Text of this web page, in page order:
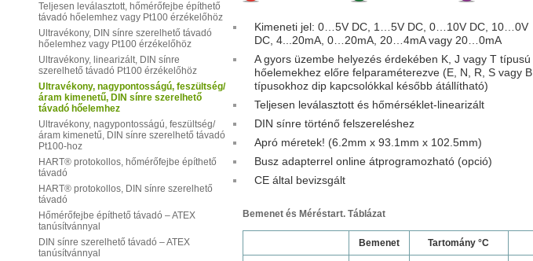
Teljesen leválasztott, hőmérőfejbe építhető
távadó hőelemhez vagy Pt100 érzékelőhöz
Ultravékony, DIN sínre szerelhető távadó
hőelemhez vagy Pt100 érzékelőhöz
Ultravékony, linearizált, DIN sínre
szerelhető távadó Pt100 érzékelőhöz
Ultravékony, nagypontosságú, feszültség/
áram kimenetű, DIN sínre szerelhető
távadó hőelemhez
Ultravékony, nagypontosságú, feszültség/
áram kimenetű, DIN sínre szerelhető távadó
Pt100-hoz
HART® protokollos, hőmérőfejbe építhető
távadó
HART® protokollos, DIN sínre szerelhető
távadó
Hőmérőfejbe építhető távadó – ATEX
tanúsítvánnyal
DIN sínre szerelhető távadó – ATEX
tanúsítvánnyal
Kimeneti jel: 0…5V DC, 1…5V DC, 0…10V DC, 10…0V
DC, 4...20mA, 0…20mA, 20…4mA vagy 20…0mA
A gyors üzembe helyezés érdekében K, J vagy T típusú
hőelemekhez előre felparaméterezve (E, N, R, S vagy B
típusokhoz dip kapcsolókkal később átállítható)
Teljesen leválasztott és hőmérséklet-linearizált
DIN sínre történő felszereléshez
Apró méretek! (6.2mm x 93.1mm x 102.5mm)
Busz adapterrel online átprogramozható (opció)
CE által bevizsgált
Bemenet és Méréstart. Táblázat
Bemenet Tartomány °C